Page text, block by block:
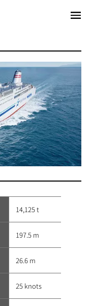
14,125 t
197.5 m
26.6 m
25 knots